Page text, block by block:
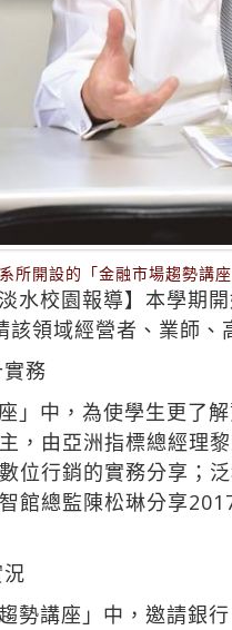
所開設的「金融市場趨勢講
水校園報導】本學期
領域經營者、業師
務
」中，為使學生更了
，由亞洲指標總經理
位行銷的實務分享；
館總監陳松琳分享
勢講座」中，邀請銀